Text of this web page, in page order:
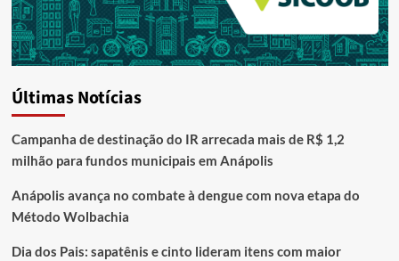
Últimas Notícias
Campanha de destinação do IR arrecada mais de R$ 1,2
milhão para fundos municipais em Anápolis
Anápolis avança no combate à dengue com nova etapa do
Método Wolbachia
Dia dos Pais: sapatênis e cinto lideram itens com maior